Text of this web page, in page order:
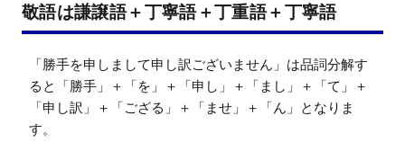
敬語は謙譲語＋丁寧語＋丁重語＋丁寧語
「勝手を申しまして申し訳ございません」は品詞分解す
ると「勝手」＋「を」＋「申し」＋「まし」＋「て」＋
「申し訳」＋「ござる」＋「ませ」＋「ん」となりま
す。